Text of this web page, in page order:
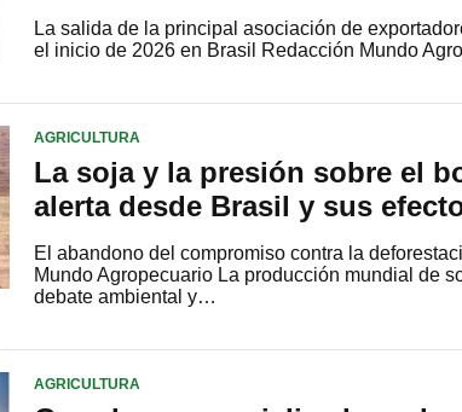
La salida de la principal asociación de
el inicio de 2026 en Brasil Redacción Mundo
AGRICULTURA
La soja y la presión sobre el
alerta desde Brasil y sus
El abandono del compromiso contra la
Mundo Agropecuario La producción mundial de
debate ambiental y…
AGRICULTURA